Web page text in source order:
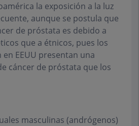
la exposición a la luz
aunque se postula que
de próstata es debido a
que a étnicos, pues los
EEUU presentan una
cáncer de próstata que los
masculinas (andrógenos)